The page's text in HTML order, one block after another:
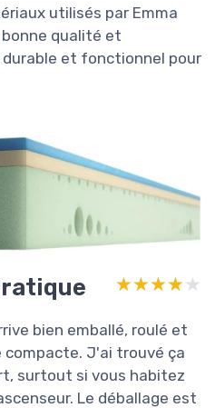
utilisés par Emma
qualité et
et fonctionnel pour
★★★★★
★★★★★
bien emballé, roulé et
compacte. J'ai trouvé ça
surtout si vous habitez
Le déballage est